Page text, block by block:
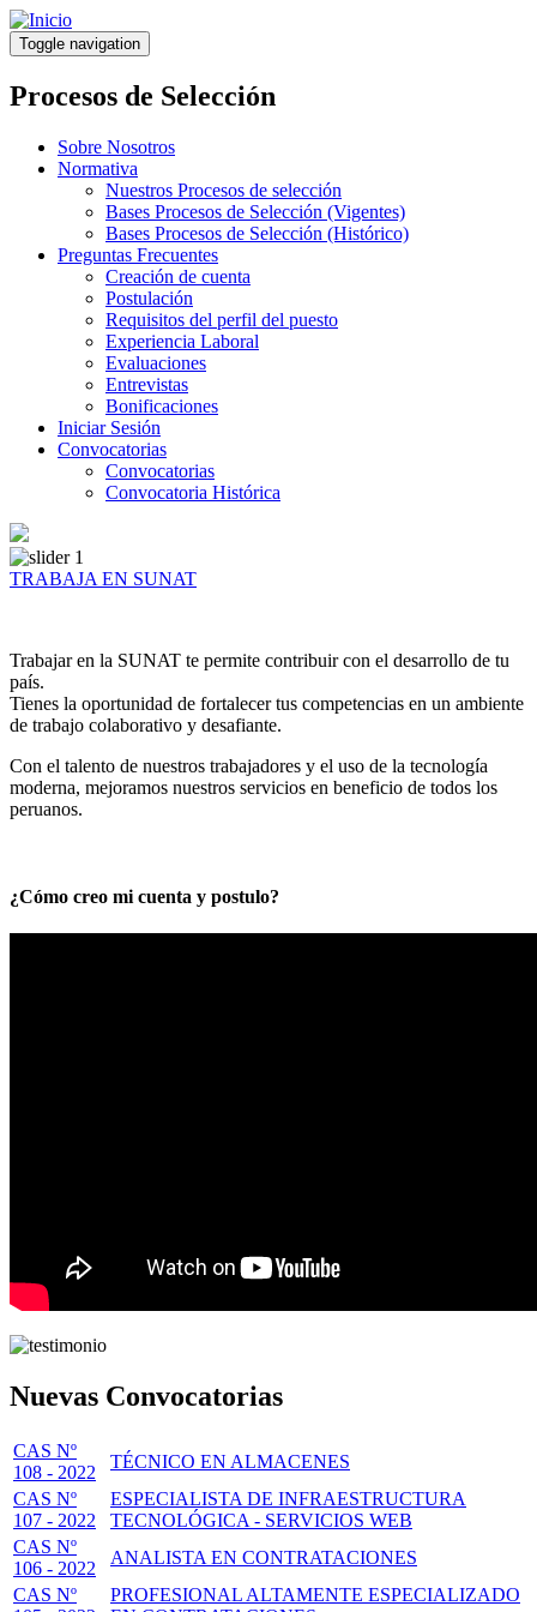
Pasar
al
contenido
principal
Toggle navigation
Procesos de Selección
Sobre Nosotros
Normativa
Nuestros Procesos de selección
Bases Procesos de Selección (Vigentes)
Bases Procesos de Selección (Histórico)
Preguntas Frecuentes
Creación de cuenta
Postulación
Requisitos del perfil del puesto
Experiencia Laboral
Evaluaciones
Entrevistas
Bonificaciones
Iniciar Sesión
Convocatorias
Convocatorias
Convocatoria Histórica
TRABAJA EN SUNAT
Trabajar en la SUNAT te permite contribuir con el desarrollo de tu
país.
Tienes la oportunidad de fortalecer tus competencias en un ambiente
de trabajo colaborativo y desafiante.
Con el talento de nuestros trabajadores y el uso de la tecnología
moderna, mejoramos nuestros servicios en beneficio de todos los
peruanos.
¿Cómo creo mi cuenta y postulo?
Nuevas Convocatorias
CAS Nº
108 - 2022
TÉCNICO EN ALMACENES
CAS Nº
107 - 2022
ESPECIALISTA DE INFRAESTRUCTURA
TECNOLÓGICA - SERVICIOS WEB
CAS Nº
106 - 2022
ANALISTA EN CONTRATACIONES
CAS Nº
PROFESIONAL ALTAMENTE ESPECIALIZADO